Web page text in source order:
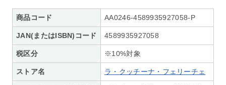
商品コード AA0246-4589935927058-P
JAN(またはISBN)コード 4589935927058
税区分 ※10%対象
ストア名 ラ・クッチーナ・フェリーチェ